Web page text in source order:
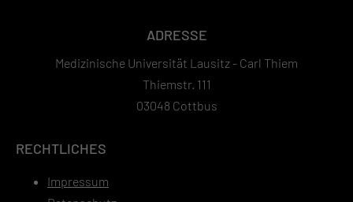
ADRESSE
Medizinische Universität Lausitz - Carl Thiem
Thiemstr. 111
03048 Cottbus
RECHTLICHES
Impressum